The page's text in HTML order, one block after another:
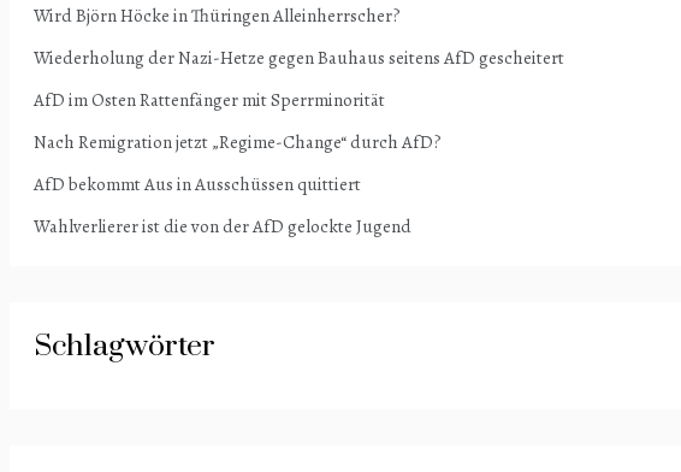
Wird Björn Höcke in Thüringen Alleinherrscher?
Wiederholung der Nazi-Hetze gegen Bauhaus seitens AfD gescheitert
AfD im Osten Rattenfänger mit Sperrminorität
Nach Remigration jetzt „Regime-Change“ durch AfD?
AfD bekommt Aus in Ausschüssen quittiert
Wahlverlierer ist die von der AfD gelockte Jugend
Schlagwörter